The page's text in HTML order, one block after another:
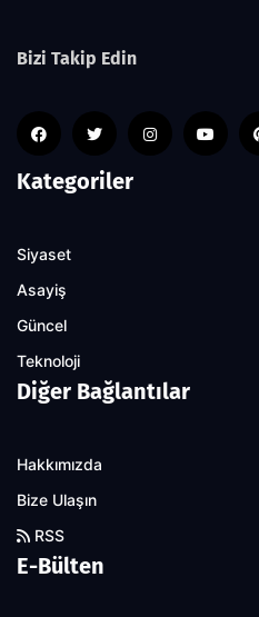
Bizi Takip Edin
Kategoriler
Siyaset
Asayiş
Güncel
Teknoloji
Diğer Bağlantılar
Hakkımızda
Bize Ulaşın
RSS
E-Bülten